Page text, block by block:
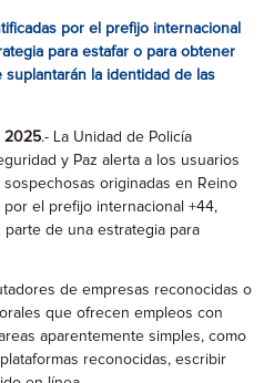
por el prefijo internacional
para estafar o para obtener
la identidad de las
2025.- La Unidad de Policía
y Paz alerta a los usuarios
originadas en Reino
por el prefijo internacional +44,
de una estrategia para
de empresas reconocidas o
que ofrecen empleos con
aparentemente simples, como
reconocidas, escribir